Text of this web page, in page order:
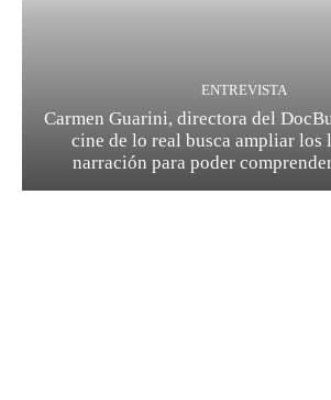
ENTREVISTA
Carmen Guarini, directora del
cine de lo real busca ampliar los
narración para poder